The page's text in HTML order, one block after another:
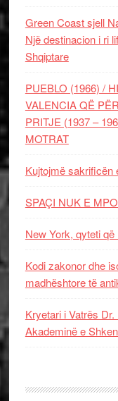
Green Coast sjell
Një destinacion i ri
Shqiptare
PUEBLO (1966) /
VALENCIA QË
PRITJE (1937 –
MOTRAT
Kujtojmë sakrificën
SPAÇI NUK E
New York, qyteti
Kodi zakonor dhe
madhështore të
Kryetari i Vatrës
Akademinë e